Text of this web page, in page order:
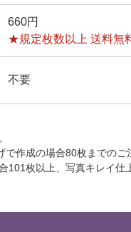
660円
★規定枚数以上 送料無
不要
作成の場合80枚までのご
枚以上、写真キレイ仕